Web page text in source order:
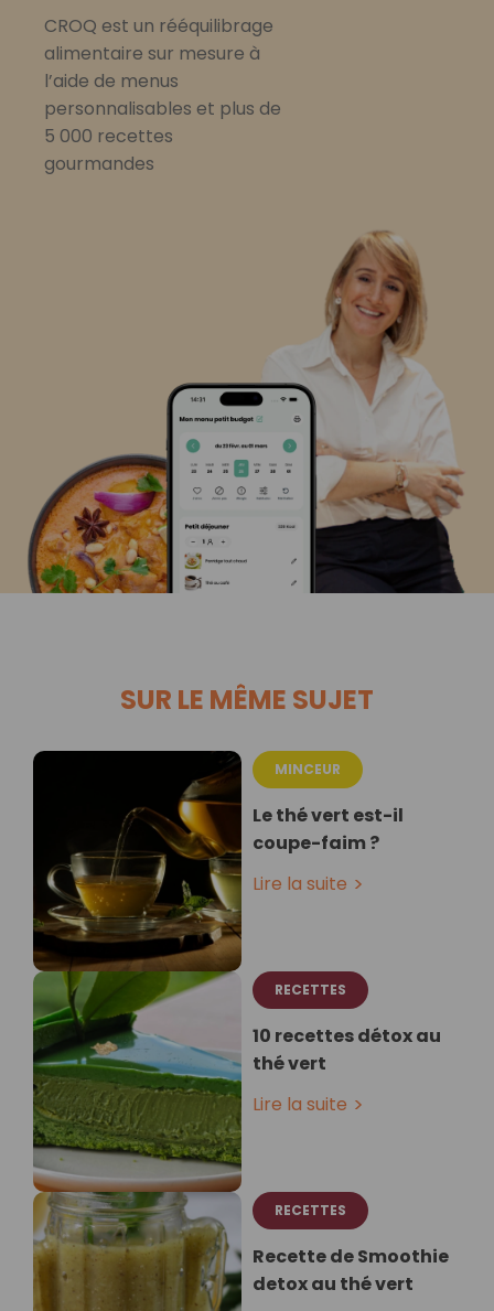
CROQ est un rééquilibrage
alimentaire sur mesure à
l’aide de menus
personnalisables et plus de
5 000 recettes
gourmandes
SUR LE MÊME SUJET
MINCEUR
Le thé vert est-il
coupe-faim ?
Lire la suite
RECETTES
10 recettes détox au
thé vert
Lire la suite
RECETTES
Recette de Smoothie
detox au thé vert